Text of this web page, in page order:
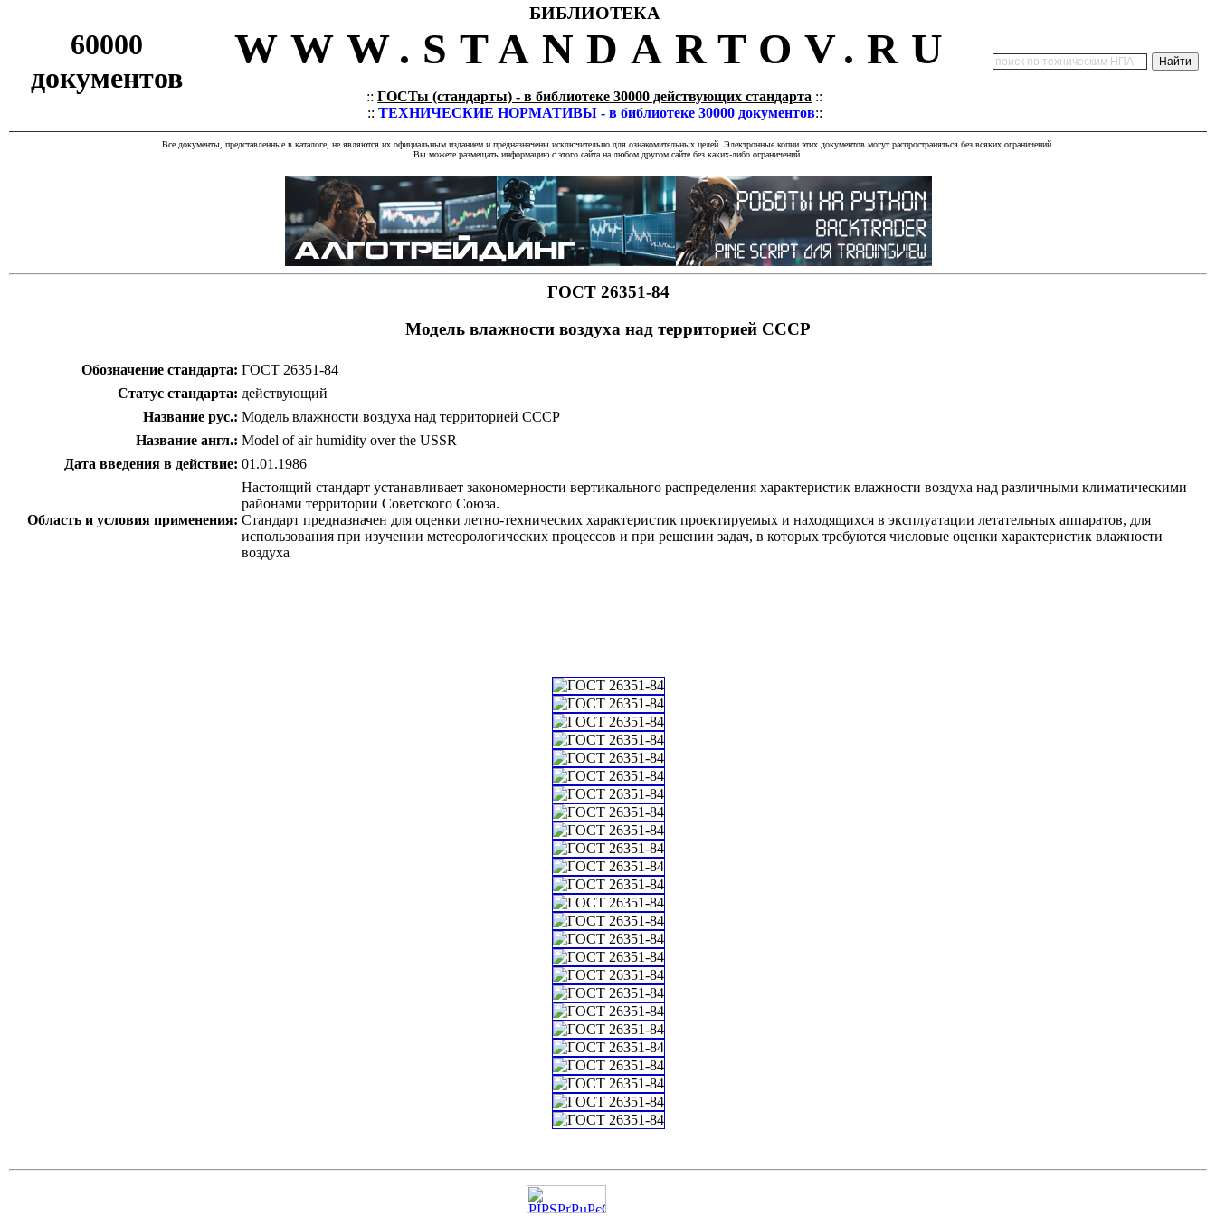
60000
документов
БИБЛИОТЕКА
WWW.STANDARTOV.RU
:: ГОСТы (стандарты) - в библиотеке 30000 действующих стандарта ::
:: ТЕХНИЧЕСКИЕ НОРМАТИВЫ - в библиотеке 30000 документов::
Все документы, представленные в каталоге, не являются их официальным изданием и предназначены исключительно для ознакомительных целей. Электронные копии этих документов могут распространяться без всяких ограничений.
Вы можете размещать информацию с этого сайта на любом другом сайте без каких-либо ограничений.
ГОСТ 26351-84
Модель влажности воздуха над территорией СССР
Обозначение стандарта: ГОСТ 26351-84
Статус стандарта: действующий
Название рус.: Модель влажности воздуха над территорией СССР
Название англ.: Model of air humidity over the USSR
Дата введения в действие: 01.01.1986
Область и условия применения:
Настоящий стандарт устанавливает закономерности вертикального распределения характеристик влажности воздуха над различными климатическими
районами территории Советского Союза.
Стандарт предназначен для оценки летно-технических характеристик проектируемых и находящихся в эксплуатации летательных аппаратов, для
использования при изучении метеорологических процессов и при решении задач, в которых требуются числовые оценки характеристик влажности
воздуха